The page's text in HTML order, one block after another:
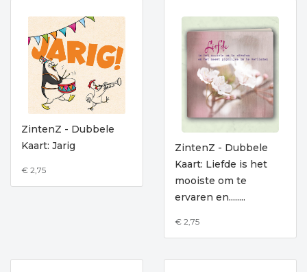
ZintenZ - Dubbele
Kaart: Jarig
€ 2,75
ZintenZ - Dubbele
Kaart: Liefde is het
mooiste om te
ervaren en........
€ 2,75